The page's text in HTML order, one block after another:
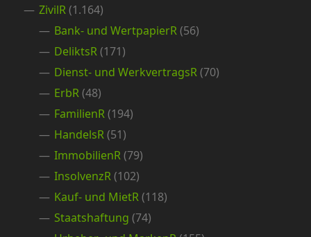
ZivilR(1.164)
Bank- und WertpapierR(56)
DeliktsR(171)
Dienst- und WerkvertragsR(70)
ErbR(48)
FamilienR(194)
HandelsR(51)
ImmobilienR(79)
InsolvenzR(102)
Kauf- und MietR(118)
Staatshaftung (74)